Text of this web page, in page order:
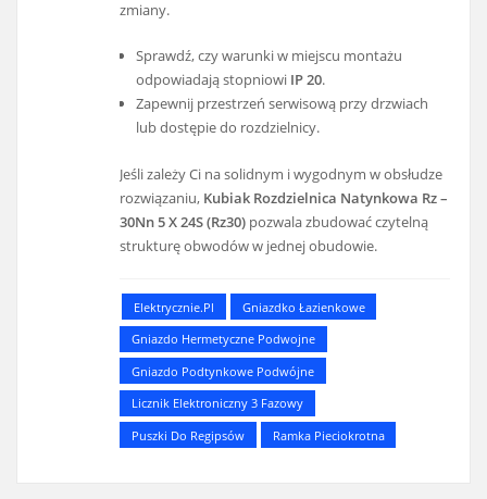
zmiany.
Sprawdź, czy warunki w miejscu montażu
odpowiadają stopniowi IP 20.
Zapewnij przestrzeń serwisową przy drzwiach
lub dostępie do rozdzielnicy.
Jeśli zależy Ci na solidnym i wygodnym w obsłudze
rozwiązaniu, Kubiak Rozdzielnica Natynkowa Rz –
30Nn 5 X 24S (Rz30) pozwala zbudować czytelną
strukturę obwodów w jednej obudowie.
Elektrycznie.pl
Gniazdko Łazienkowe
Gniazdo Hermetyczne Podwojne
Gniazdo Podtynkowe Podwójne
Licznik Elektroniczny 3 Fazowy
Puszki Do Regipsów
Ramka Pieciokrotna